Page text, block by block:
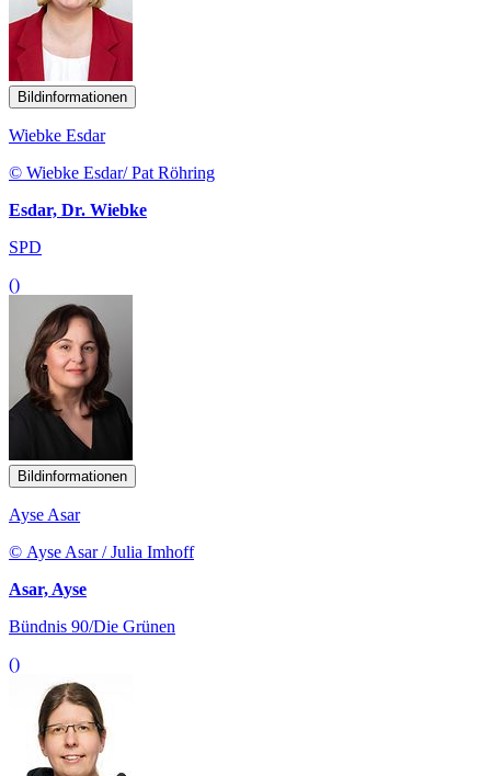
Bildinformationen
Wiebke Esdar
© Wiebke Esdar/ Pat Röhring
Esdar, Dr. Wiebke
SPD
()
Bildinformationen
Ayse Asar
© Ayse Asar / Julia Imhoff
Asar, Ayse
Bündnis 90/Die Grünen
()